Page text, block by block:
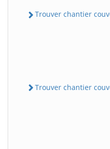
Trouver chantier
Trouver chantier